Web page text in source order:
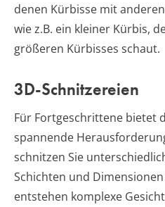
denen Kürbisse mit
wie z.B. ein kleiner Kürbis,
größeren Kürbisses schaut.
3D-Schnitzereien
Für Fortgeschrittene bietet
spannende
schnitzen Sie
Schichten und
entstehen komplexe